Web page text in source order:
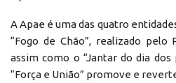
A Apae é uma das quatro
“Fogo de Chão”, realizado pelo
assim como o “Jantar do dia dos
“Força e União” promove e